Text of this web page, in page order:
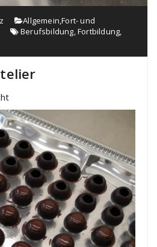
Allgemein,Fort- und
Berufsbildung,Fortbildung,